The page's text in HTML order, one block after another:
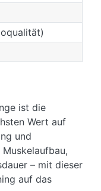
ist die
Wert auf
und
– mit dieser
auf das